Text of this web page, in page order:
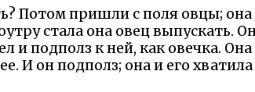
Потом пришли с поля овцы; она
стала она овец выпускать.
подполз к ней, как овечка. Она
И он подполз; она и его хватила